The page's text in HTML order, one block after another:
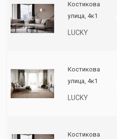
Костикова
улица, 4к1
LUCKY
Костикова
улица, 4к1
LUCKY
Костикова